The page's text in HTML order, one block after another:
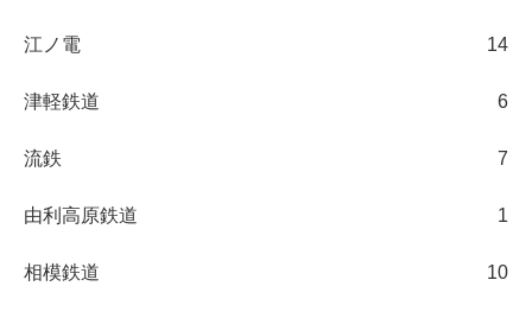
江ノ電 14
津軽鉄道 6
流鉄 7
由利高原鉄道 1
相模鉄道 10